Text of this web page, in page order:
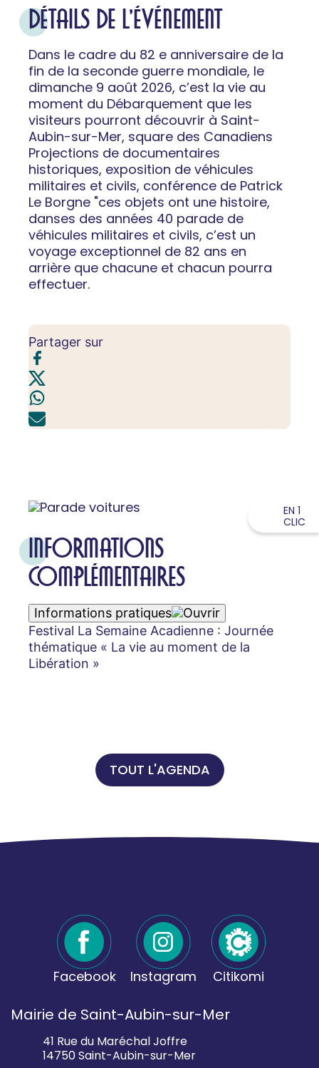
DÉTAILS DE L'ÉVÉNEMENT
Dans le cadre du 82 e anniversaire de la
fin de la seconde guerre mondiale, le
dimanche 9 août 2026, c’est la vie au
moment du Débarquement que les
visiteurs pourront découvrir à Saint-
Aubin-sur-Mer, square des Canadiens
Projections de documentaires
historiques, exposition de véhicules
militaires et civils, conférence de Patrick
Le Borgne "ces objets ont une histoire,
danses des années 40 parade de
véhicules militaires et civils, c’est un
voyage exceptionnel de 82 ans en
arrière que chacune et chacun pourra
effectuer.
Partager sur
INFORMATIONS
COMPLÉMENTAIRES
Informations pratiques
Festival La Semaine Acadienne : Journée
thématique « La vie au moment de la
Libération »
TOUT L'AGENDA
Facebook Instagram Citikomi
Mairie de Saint-Aubin-sur-Mer
41 Rue du Maréchal Joffre
14750 Saint-Aubin-sur-Mer
EN 1
CLIC